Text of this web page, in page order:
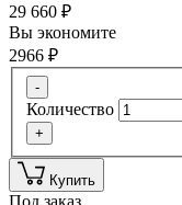
29 660 ₽
Вы экономите
2966 ₽
-
Количество
+
Купить
Под заказ